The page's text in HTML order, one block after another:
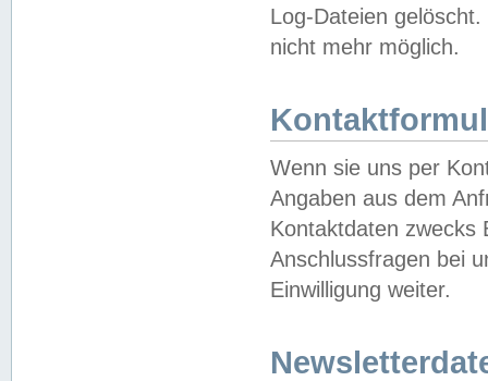
Log-Dateien
nicht mehr möglich.
Wenn sie uns per
Angaben aus dem
Kontaktdaten zwecks
Anschlussfragen bei
Einwilligung weiter.